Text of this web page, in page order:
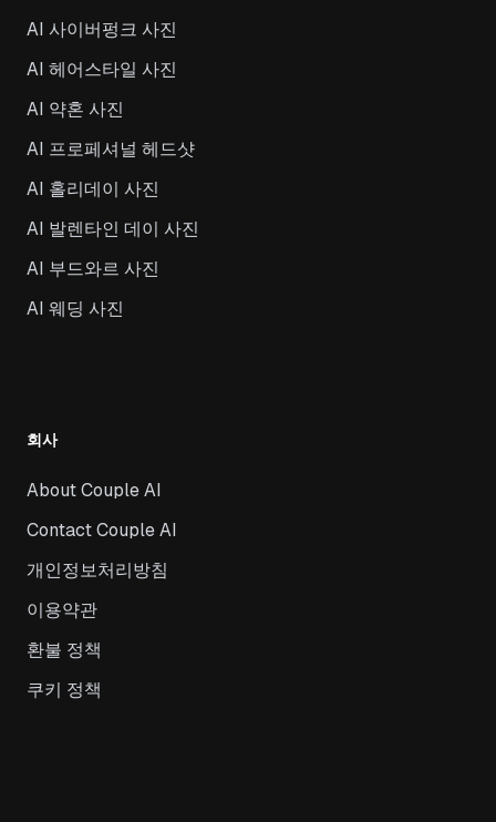
AI 사이버펑크 사진
AI 헤어스타일 사진
AI 약혼 사진
AI 프로페셔널 헤드샷
AI 홀리데이 사진
AI 발렌타인 데이 사진
AI 부드와르 사진
AI 웨딩 사진
회사
About Couple AI
Contact Couple AI
개인정보처리방침
이용약관
환불 정책
쿠키 정책